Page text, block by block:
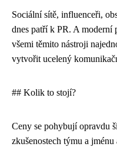
Sociální sítě, influenceři,
dnes patří k PR. A moderní
všemi těmito nástroji
vytvořit ucelený
## Kolik to stojí?
Ceny se pohybují opravdu
zkušenostech týmu a